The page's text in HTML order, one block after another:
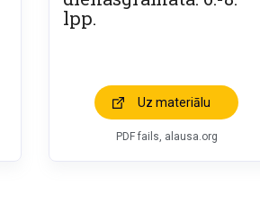
lpp.
Uz materiālu
PDF fails, alausa.org